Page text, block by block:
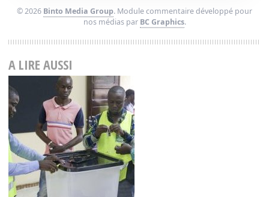
© 2026 Binto Media Group. Module commentaire développé pour
nos médias par BC Graphics.
A LIRE AUSSI